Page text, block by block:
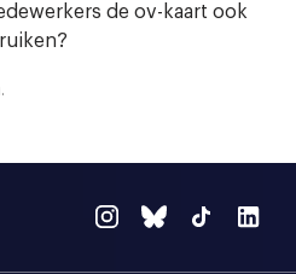
de ov-kaart ook